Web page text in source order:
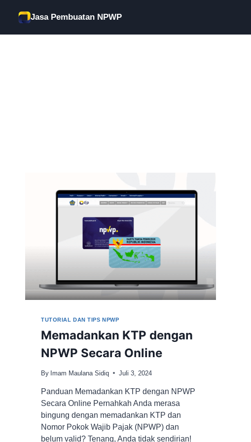
Jasa Pembuatan NPWP
TUTORIAL DAN TIPS NPWP
Memadankan KTP dengan
NPWP Secara Online
By Imam Maulana Sidiq Juli 3, 2024
Panduan Memadankan KTP dengan NPWP
Secara Online Pernahkah Anda merasa
bingung dengan memadankan KTP dan
Nomor Pokok Wajib Pajak (NPWP) dan
belum valid? Tenang, Anda tidak sendirian!